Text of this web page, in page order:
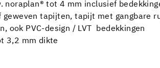
noraplan® tot 4 mm inclusief
geweven tapijten, tapijt met gangbare
ook PVC-design / LVT bedekkingen
3,2 mm dikte